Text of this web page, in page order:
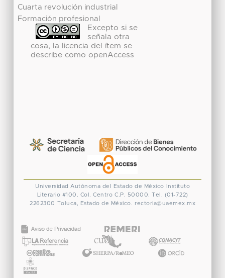
Cuarta revolución industrial
Formación profesional
Excepto si se
señala otra
cosa, la licencia del ítem se
describe como openAccess
Universidad Autónoma del Estado de México
Instituto
Literario #100. Col. Centro C.P. 50000. Tel. (01-722)
2262300 Toluca, Estado de México. rectoria@uaemex.mx